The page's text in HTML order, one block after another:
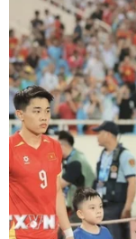
Chuyên gia
“nạn nhân